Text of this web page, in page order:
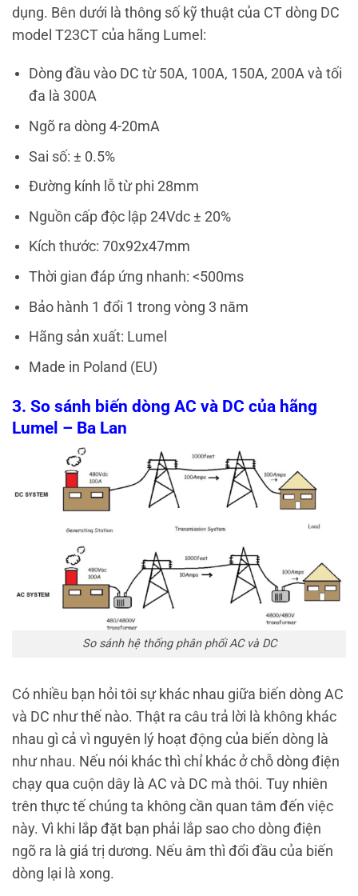
dụng. Bên dưới là thông số kỹ thuật của CT dòng DC
model T23CT của hãng Lumel:
Dòng đầu vào DC từ 50A, 100A, 150A, 200A và tối
đa là 300A
Ngõ ra dòng 4-20mA
Sai số: ± 0.5%
Đường kính lỗ từ phi 28mm
Nguồn cấp độc lập 24Vdc ± 20%
Kích thước: 70x92x47mm
Thời gian đáp ứng nhanh: <500ms
Bảo hành 1 đổi 1 trong vòng 3 năm
Hãng sản xuất: Lumel
Made in Poland (EU)
3. So sánh biến dòng AC và DC của hãng
Lumel – Ba Lan
So sánh hệ thống phân phối AC và DC
Có nhiều bạn hỏi tôi sự khác nhau giữa biến dòng AC
và DC như thế nào. Thật ra câu trả lời là không khác
nhau gì cả vì nguyên lý hoạt động của biến dòng là
như nhau. Nếu nói khác thì chỉ khác ở chỗ dòng điện
chạy qua cuộn dây là AC và DC mà thôi. Tuy nhiên
trên thực tế chúng ta không cần quan tâm đến việc
này. Vì khi lắp đặt bạn phải lắp sao cho dòng điện
ngõ ra là giá trị dương. Nếu âm thì đổi đầu của biến
dòng lại là xong.